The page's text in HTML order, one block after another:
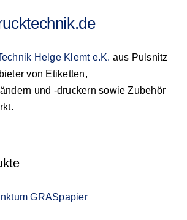
Helge Klemt e.K. aus Pulsnitz
von Etiketten,
und -druckern sowie Zubehör
GRASpapier